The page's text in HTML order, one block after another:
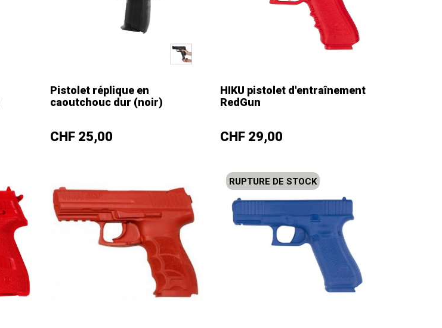
Pistolet réplique en
caoutchouc dur (noir)
Prix
CHF 25,00
HIKU pistolet d'entraînement
RedGun
Prix
CHF 29,00
RUPTURE DE STOCK